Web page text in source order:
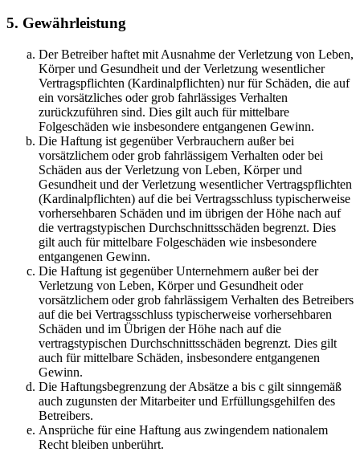
5. Gewährleistung
Der Betreiber haftet mit Ausnahme der Verletzung von Leben,
Körper und Gesundheit und der Verletzung wesentlicher
Vertragspflichten (Kardinalpflichten) nur für Schäden, die auf
ein vorsätzliches oder grob fahrlässiges Verhalten
zurückzuführen sind. Dies gilt auch für mittelbare
Folgeschäden wie insbesondere entgangenen Gewinn.
Die Haftung ist gegenüber Verbrauchern außer bei
vorsätzlichem oder grob fahrlässigem Verhalten oder bei
Schäden aus der Verletzung von Leben, Körper und
Gesundheit und der Verletzung wesentlicher Vertragspflichten
(Kardinalpflichten) auf die bei Vertragsschluss typischerweise
vorhersehbaren Schäden und im übrigen der Höhe nach auf
die vertragstypischen Durchschnittsschäden begrenzt. Dies
gilt auch für mittelbare Folgeschäden wie insbesondere
entgangenen Gewinn.
Die Haftung ist gegenüber Unternehmern außer bei der
Verletzung von Leben, Körper und Gesundheit oder
vorsätzlichem oder grob fahrlässigem Verhalten des Betreibers
auf die bei Vertragsschluss typischerweise vorhersehbaren
Schäden und im Übrigen der Höhe nach auf die
vertragstypischen Durchschnittsschäden begrenzt. Dies gilt
auch für mittelbare Schäden, insbesondere entgangenen
Gewinn.
Die Haftungsbegrenzung der Absätze a bis c gilt sinngemäß
auch zugunsten der Mitarbeiter und Erfüllungsgehilfen des
Betreibers.
Ansprüche für eine Haftung aus zwingendem nationalem
Recht bleiben unberührt.